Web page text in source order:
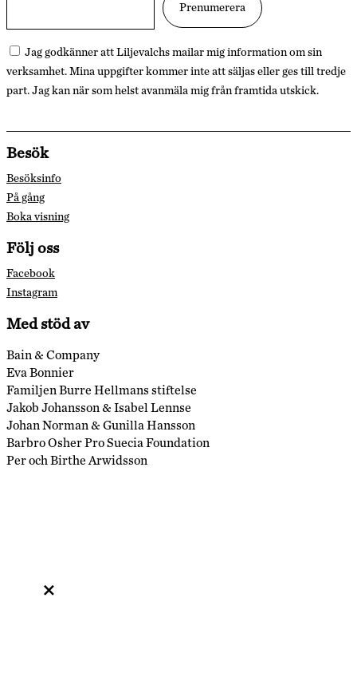
Jag godkänner att Liljevalchs mailar mig information om sin
verksamhet. Mina uppgifter kommer inte att säljas eller ges till tredje
part. Jag kan när som helst avanmäla mig från framtida utskick.
Besök
Besöksinfo
På gång
Boka visning
Följ oss
Facebook
Instagram
Med stöd av
Bain & Company
Eva Bonnier
Familjen Burre Hellmans stiftelse
Jakob Johansson & Isabel Lennse
Johan Norman & Gunilla Hansson
Barbro Osher Pro Suecia Foundation
Per och Birthe Arwidsson